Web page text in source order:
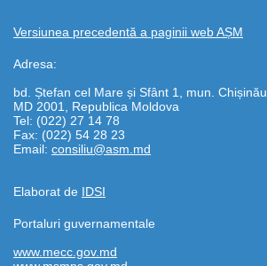
Versiunea precedentă a paginii web AȘM
Adresa:
bd. Ștefan cel Mare și Sfânt 1, mun. Chișinău
MD 2001, Republica Moldova
Tel: (022) 27 14 78
Fax: (022) 54 28 23
Email: consiliu@asm.md
Elaborat de IDSI
Portaluri guvernamentale
www.mecc.gov.md